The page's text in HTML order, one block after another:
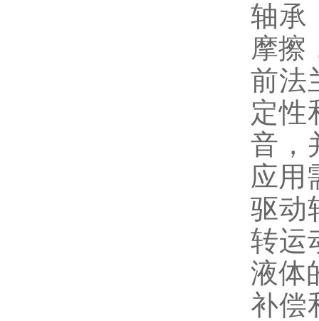
轴承
摩擦
前法
定性
音，
应用
驱动
转运
液体
补偿